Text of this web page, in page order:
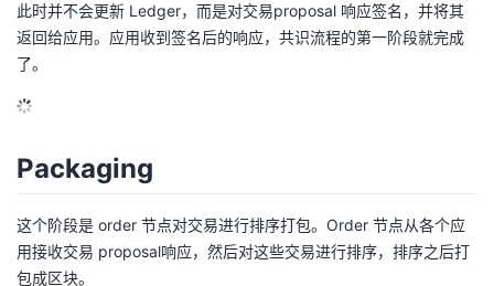
此时并不会更新 Ledger，而是对交易proposal 响应签名，并将其
返回给应用。应用收到签名后的响应，共识流程的第一阶段就完成
了。
Packaging
这个阶段是 order 节点对交易进行排序打包。Order 节点从各个应
用接收交易 proposal响应，然后对这些交易进行排序，排序之后打
包成区块。